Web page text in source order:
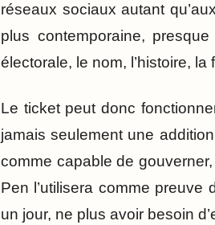
réseaux sociaux autant
plus contemporaine,
électorale, le nom, l’histoire,
Le ticket peut donc
jamais seulement une
comme capable de
Pen l’utilisera comme preuve
un jour, ne plus avoir besoin